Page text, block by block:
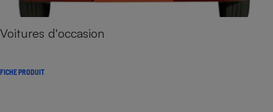
Voitures d'occasion
FICHE PRODUIT